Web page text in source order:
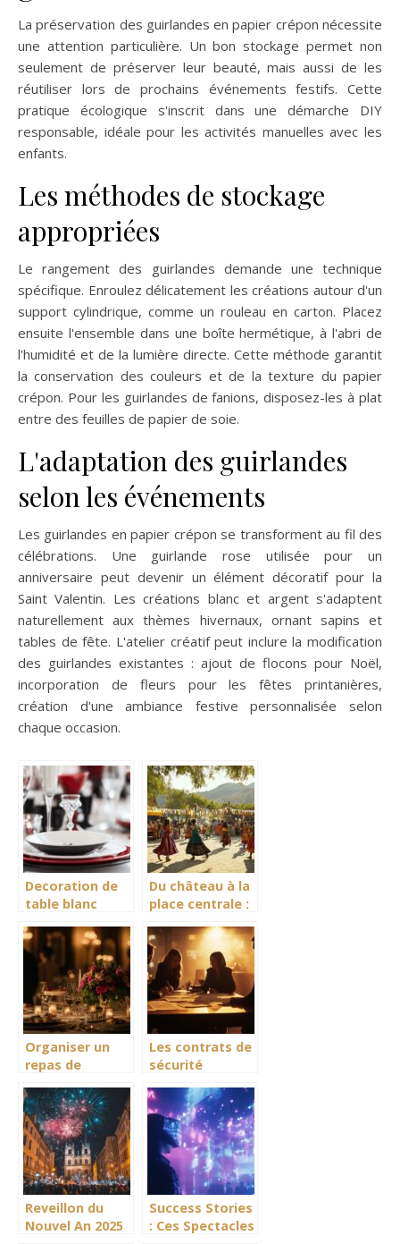
La préservation des guirlandes en papier crépon nécessite
une attention particulière. Un bon stockage permet non
seulement de préserver leur beauté, mais aussi de les
réutiliser lors de prochains événements festifs. Cette
pratique écologique s'inscrit dans une démarche DIY
responsable, idéale pour les activités manuelles avec les
enfants.
Les méthodes de stockage
appropriées
Le rangement des guirlandes demande une technique
spécifique. Enroulez délicatement les créations autour d'un
support cylindrique, comme un rouleau en carton. Placez
ensuite l'ensemble dans une boîte hermétique, à l'abri de
l'humidité et de la lumière directe. Cette méthode garantit
la conservation des couleurs et de la texture du papier
crépon. Pour les guirlandes de fanions, disposez-les à plat
entre des feuilles de papier de soie.
L'adaptation des guirlandes
selon les événements
Les guirlandes en papier crépon se transforment au fil des
célébrations. Une guirlande rose utilisée pour un
anniversaire peut devenir un élément décoratif pour la
Saint Valentin. Les créations blanc et argent s'adaptent
naturellement aux thèmes hivernaux, ornant sapins et
tables de fête. L'atelier créatif peut inclure la modification
des guirlandes existantes : ajout de flocons pour Noël,
incorporation de fleurs pour les fêtes printanières,
création d'une ambiance festive personnalisée selon
chaque occasion.
Decoration de
table blanc
Creez
l’ambiance
parfaite d’une
soiree Gatsby
Du château à la
place centrale :
découverte de
la Fête du
Campoiral
Organiser un
repas de
quelques points
: La méthode
parfaite pour
gérer sa liste
d’invités
Les contrats de
sécurité
pour votre
événement :
guide complet
Reveillon du
Nouvel An 2025
Success Stories
: Ces Spectacles